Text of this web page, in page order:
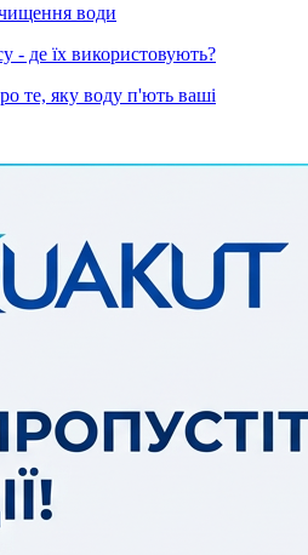
води
- де їх використовують?
те, яку воду п'ють ваші